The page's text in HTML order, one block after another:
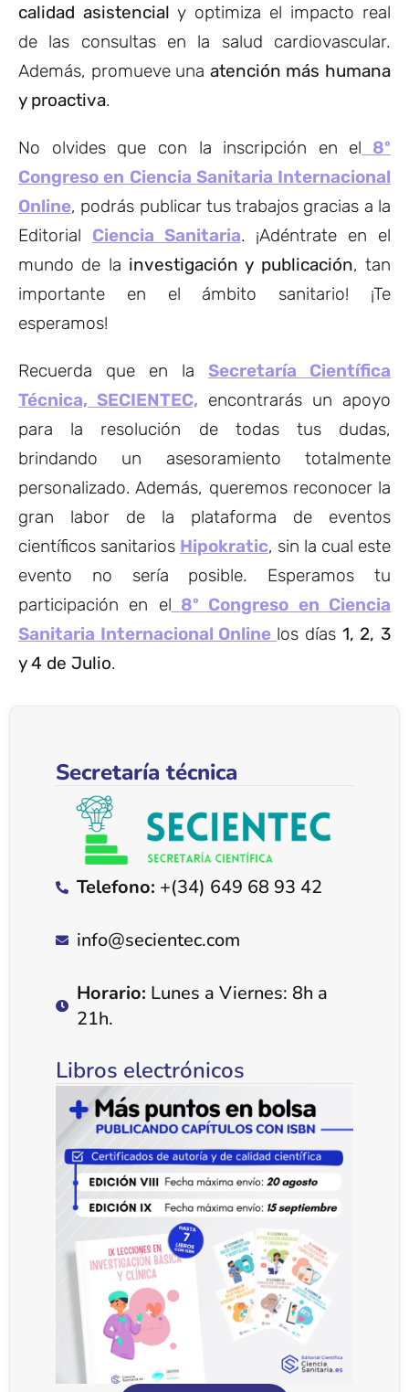
calidad asistencial y optimiza el impacto real
de las consultas en la salud cardiovascular.
Además, promueve una atención más humana
y proactiva.
No olvides que con la inscripción en el 8º
Congreso en Ciencia Sanitaria Internacional
Online, podrás publicar tus trabajos gracias a la
Editorial Ciencia Sanitaria. ¡Adéntrate en el
mundo de la investigación y publicación, tan
importante en el ámbito sanitario! ¡Te
esperamos!
Recuerda que en la Secretaría Científica
Técnica, SECIENTEC, encontrarás un apoyo
para la resolución de todas tus dudas,
brindando un asesoramiento totalmente
personalizado. Además, queremos reconocer la
gran labor de la plataforma de eventos
científicos sanitarios Hipokratic, sin la cual este
evento no sería posible. Esperamos tu
participación en el 8º Congreso en Ciencia
Sanitaria Internacional Online los días 1, 2, 3
y 4 de Julio.
Secretaría técnica
Telefono: +(34) 649 68 93 42
info@secientec.com
Horario: Lunes a Viernes: 8h a
21h.
Libros electrónicos